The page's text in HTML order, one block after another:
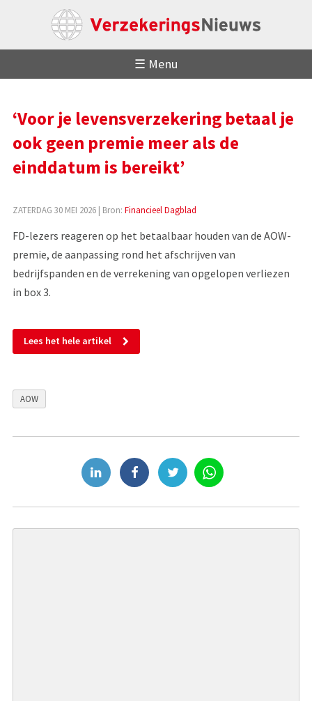
☰ Menu
‘Voor je levensverzekering betaal je
ook geen premie meer als de
einddatum is bereikt’
ZATERDAG 30 MEI 2026| Bron: Financieel Dagblad
FD-lezers reageren op het betaalbaar houden van de AOW-
premie, de aanpassing rond het afschrijven van
bedrijfspanden en de verrekening van opgelopen verliezen
in box 3.
Lees het hele artikel
AOW